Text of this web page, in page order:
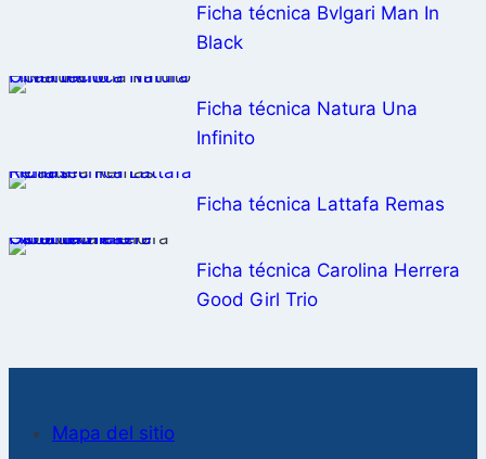
Ficha técnica Bvlgari Man In
Black
Ficha técnica Natura Una Infinito
Ficha técnica Natura Una
Infinito
Ficha técnica Lattafa Remas
Ficha técnica Lattafa Remas
Ficha técnica Carolina Herrera Good Girl Trio
Ficha técnica Carolina Herrera
Good Girl Trio
Mapa del sitio